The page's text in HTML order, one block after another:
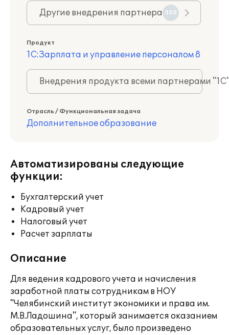
Другие внедрения партнера 350
Продукт
1С:Зарплата и управление персоналом 8
Внедрения продукта всеми партнерами
Отрасль / Функциональная задача
Дополнительное образование
Автоматизированы следующие
функции:
Бухгалтерский учет
Кадровый учет
Налоговый учет
Расчет зарплаты
Описание
Для ведения кадрового учета и начисления
заработной платы сотрудникам в НОУ
"Челябинский институт экономики и права им.
М.В.Ладошина", который занимается оказанием
образовательных услуг, было произведено